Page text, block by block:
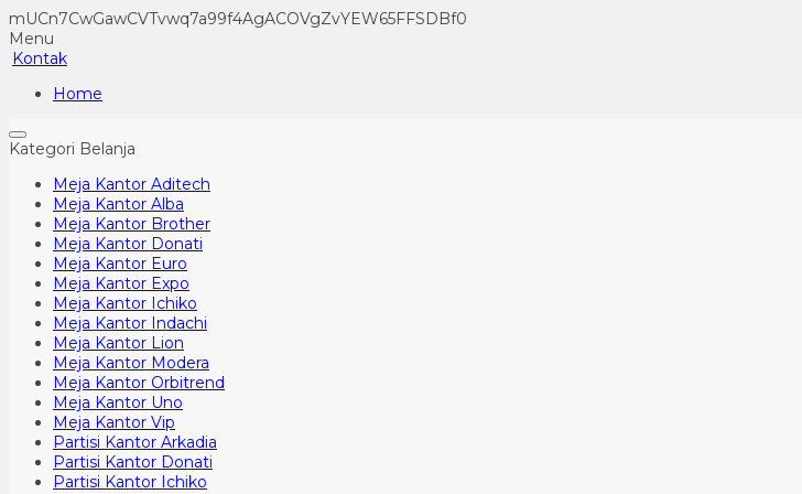
mUCn7CwGawCVTvwq7a99f4AgACOVgZvYEW65FFSDBf0
Menu
Kontak
Home
Kategori Belanja
Meja Kantor Aditech
Meja Kantor Alba
Meja Kantor Brother
Meja Kantor Donati
Meja Kantor Euro
Meja Kantor Expo
Meja Kantor Ichiko
Meja Kantor Indachi
Meja Kantor Lion
Meja Kantor Modera
Meja Kantor Orbitrend
Meja Kantor Uno
Meja Kantor Vip
Partisi Kantor Arkadia
Partisi Kantor Donati
Partisi Kantor Ichiko